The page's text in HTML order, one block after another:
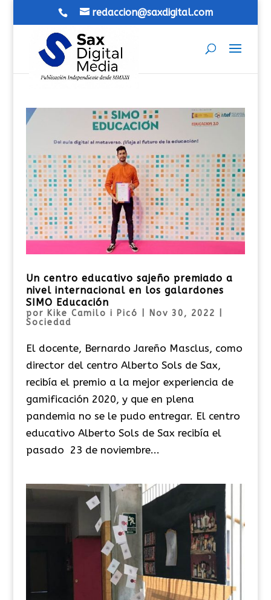
redaccion@saxdigital.com
Un centro educativo sajeño premiado a
nivel internacional en los galardones
SIMO Educación
por Kike Camilo i Picó Nov 30, 2022
Sociedad
El docente, Bernardo Jareño Masclus, como
director del centro Alberto Sols de Sax,
recibía el premio a la mejor experiencia de
gamificación 2020, y que en plena
pandemia no se le pudo entregar. El centro
educativo Alberto Sols de Sax recibía el
pasado 23 de noviembre...